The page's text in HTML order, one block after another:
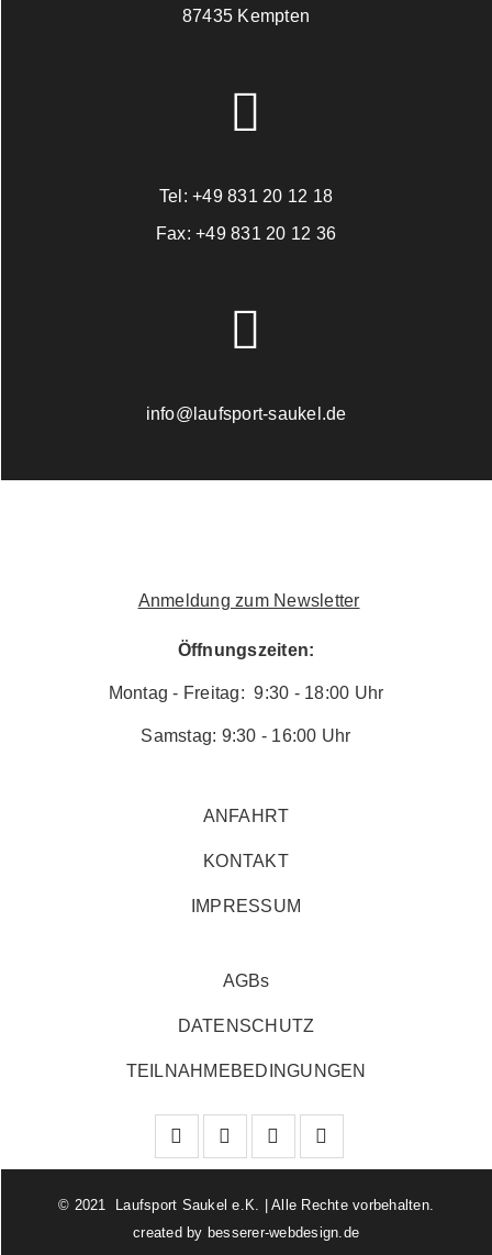
87435 Kempten
Tel: +49 831 20 12 18
Fax: +49 831 20 12 36
info@laufsport-saukel.de
Anmeldung zum Newsletter
Öffnungszeiten:
Montag - Freitag: 9:30 - 18:00 Uhr
Samstag: 9:30 - 16:00 Uhr
ANFAHRT
KONTAKT
IMPRESSUM
AGBs
DATENSCHUTZ
TEILNAHMEBEDINGUNGEN
© 2021 Laufsport Saukel e.K. | Alle Rechte vorbehalten.
created by besserer-webdesign.de